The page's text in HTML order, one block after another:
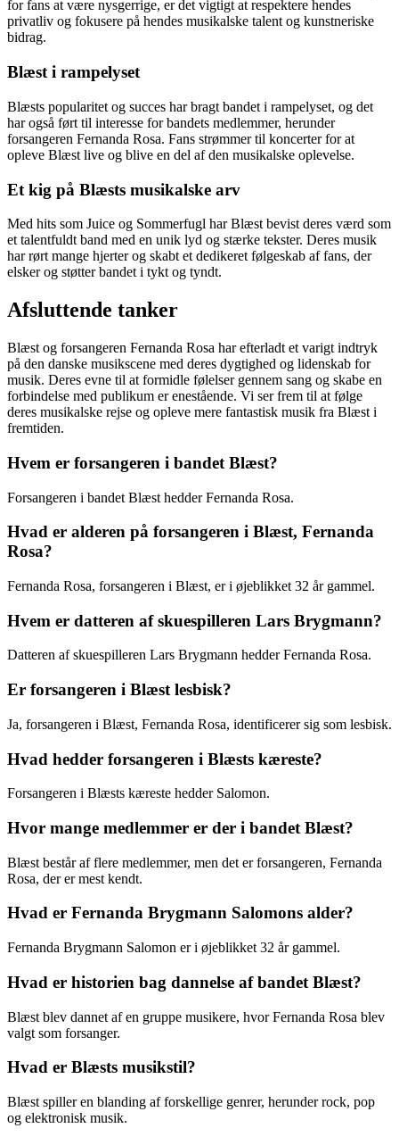
for fans at være nysgerrige, er det vigtigt at respektere hendes
privatliv og fokusere på hendes musikalske talent og kunstneriske
bidrag.
Blæst i rampelyset
Blæsts popularitet og succes har bragt bandet i rampelyset, og det
har også ført til interesse for bandets medlemmer, herunder
forsangeren Fernanda Rosa. Fans strømmer til koncerter for at
opleve Blæst live og blive en del af den musikalske oplevelse.
Et kig på Blæsts musikalske arv
Med hits som Juice og Sommerfugl har Blæst bevist deres værd som
et talentfuldt band med en unik lyd og stærke tekster. Deres musik
har rørt mange hjerter og skabt et dedikeret følgeskab af fans, der
elsker og støtter bandet i tykt og tyndt.
Afsluttende tanker
Blæst og forsangeren Fernanda Rosa har efterladt et varigt indtryk
på den danske musikscene med deres dygtighed og lidenskab for
musik. Deres evne til at formidle følelser gennem sang og skabe en
forbindelse med publikum er enestående. Vi ser frem til at følge
deres musikalske rejse og opleve mere fantastisk musik fra Blæst i
fremtiden.
Hvem er forsangeren i bandet Blæst?
Forsangeren i bandet Blæst hedder Fernanda Rosa.
Hvad er alderen på forsangeren i Blæst, Fernanda
Rosa?
Fernanda Rosa, forsangeren i Blæst, er i øjeblikket 32 år gammel.
Hvem er datteren af skuespilleren Lars Brygmann?
Datteren af skuespilleren Lars Brygmann hedder Fernanda Rosa.
Er forsangeren i Blæst lesbisk?
Ja, forsangeren i Blæst, Fernanda Rosa, identificerer sig som lesbisk.
Hvad hedder forsangeren i Blæsts kæreste?
Forsangeren i Blæsts kæreste hedder Salomon.
Hvor mange medlemmer er der i bandet Blæst?
Blæst består af flere medlemmer, men det er forsangeren, Fernanda
Rosa, der er mest kendt.
Hvad er Fernanda Brygmann Salomons alder?
Fernanda Brygmann Salomon er i øjeblikket 32 år gammel.
Hvad er historien bag dannelse af bandet Blæst?
Blæst blev dannet af en gruppe musikere, hvor Fernanda Rosa blev
valgt som forsanger.
Hvad er Blæsts musikstil?
Blæst spiller en blanding af forskellige genrer, herunder rock, pop
og elektronisk musik.